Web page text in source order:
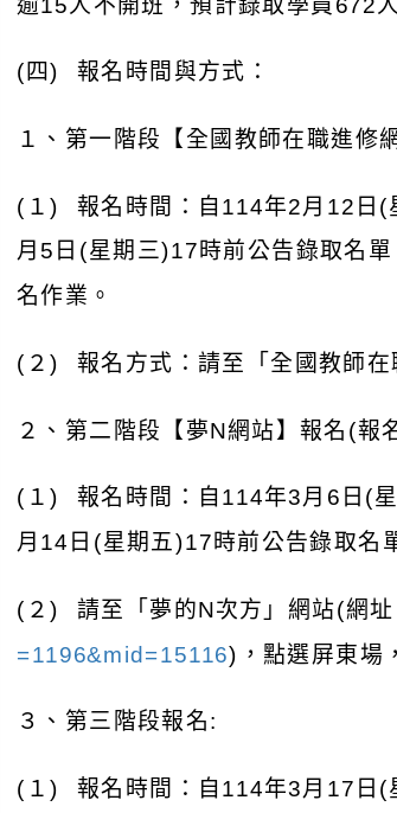
( 四) 報名時間與方式：
１、第一階段【全國教師在職進修
( １) 報名時間：自 114年2月 12 日 (
月 5 日 (星期三)17時前公告錄取名
名作業。
( ２) 報名方式：請至「全國教師
２、第二階段【夢N網站】報名 (報
( １) 報名時間：自 114年3月 6 日 (
月 14 日 (星期五)17時前公告錄取名
( ２) 請至「夢的N次方」網站(網址
=1196&mid=15116) ，點選屏東場
３、第三階段報名:
( １) 報名時間：自 114年3月 17 日 (